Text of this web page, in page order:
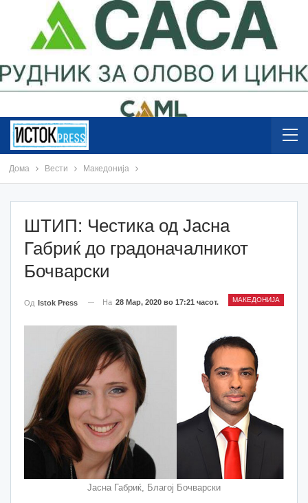
Дома Вести Македонија
ШТИП: Честика од Јасна
Габриќ до градоначалникот
Бочварски
МАКЕДОНИЈА
Од Istok Press На 28 Мар, 2020 во 17:21 часот.
Јасна Габриќ, Благој Бочварски